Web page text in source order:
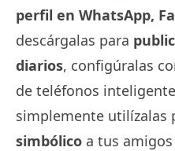
perfil en WhatsApp,
descárgalas para
diarios, configúralas
de teléfonos
simplemente utilízalas
simbólico a tus